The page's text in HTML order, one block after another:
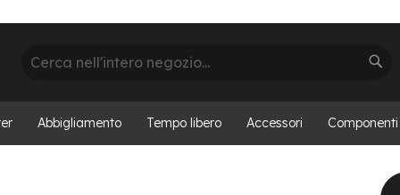
Abbigliamento Tempo libero Accessori Componenti